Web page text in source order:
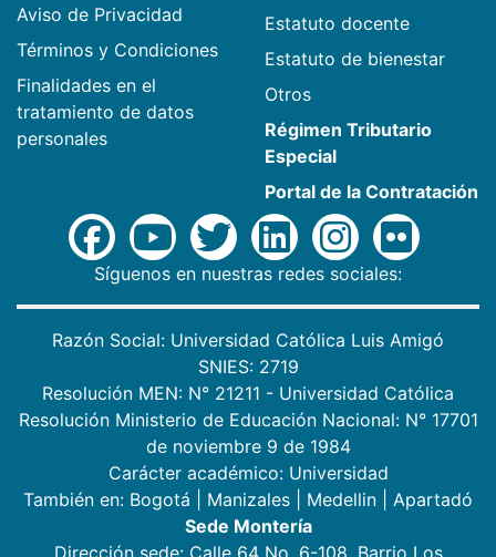
Aviso de Privacidad
Términos y Condiciones
Finalidades en el
tratamiento de datos
personales
Estatuto docente
Estatuto de bienestar
Otros
Régimen Tributario
Especial
Portal de la Contratación
Síguenos en nuestras redes sociales:
Razón Social: Universidad Católica Luis Amigó
SNIES: 2719
Resolución MEN: N° 21211 - Universidad Católica
Resolución Ministerio de Educación Nacional: N° 17701
de noviembre 9 de 1984
Carácter académico: Universidad
También en: Bogotá Manizales Medellin
Apartadó
Sede Montería
Dirección sede: Calle 64 No. 6-108. Barrio Los